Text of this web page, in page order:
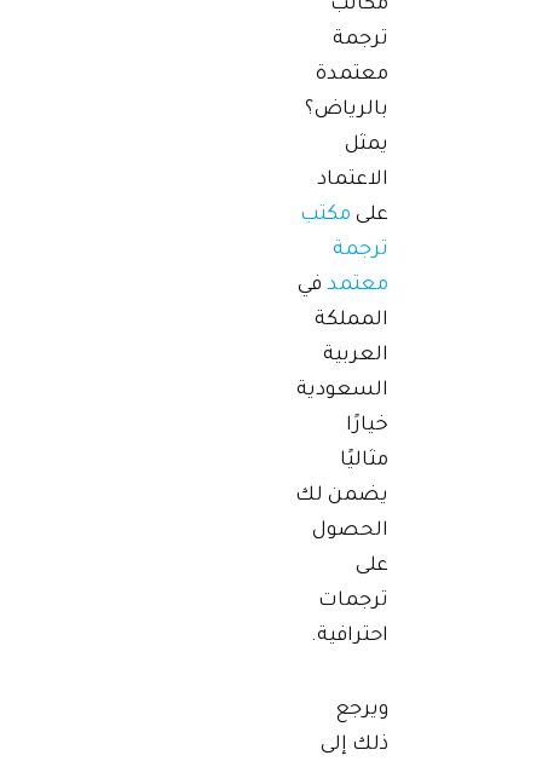
مكاتب
ترجمة
معتمدة
بالرياض؟
يمثل
الاعتماد
على مكتب
ترجمة
معتمد في
المملكة
العربية
السعودية
خيارًا
مثاليًا
يضمن لك
الحصول
على
ترجمات
احترافية.
ويرجع
ذلك إلى